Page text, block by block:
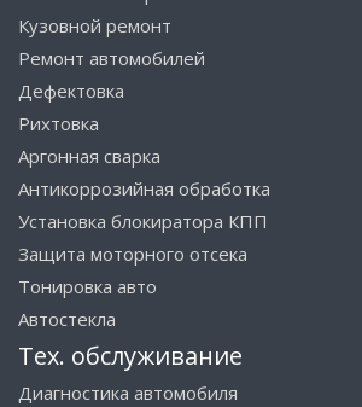
Кузовной ремонт
Ремонт автомобилей
Дефектовка
Рихтовка
Аргонная сварка
Антикоррозийная обработка
Установка блокиратора КПП
Защита моторного отсека
Тонировка авто
Автостекла
Тех. обслуживание
Диагностика автомобиля